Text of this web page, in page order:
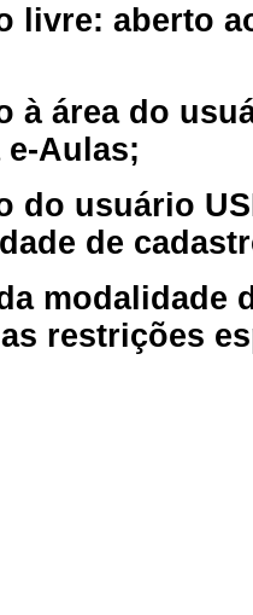
livre: aberto
à área do
e-Aulas;
do usuário
de
modalidade
restrições